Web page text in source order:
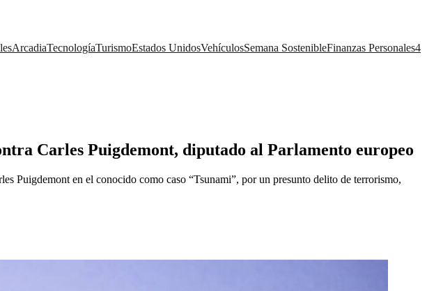
ArcadiaTecnologíaTurismoEstados UnidosVehículosSemana SostenibleFinanzas Personales4
Carles Puigdemont, diputado al Parlamento europeo
Puigdemont en el conocido como caso “Tsunami”, por un presunto delito de terrorismo,